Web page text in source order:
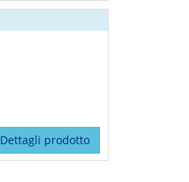
Dettagli prodotto